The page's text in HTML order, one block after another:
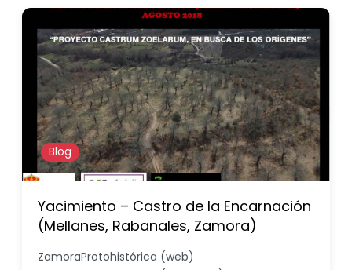
Blog
Yacimiento – Castro de la Encarnación
(Mellanes, Rabanales, Zamora)
ZamoraProtohistórica (web)